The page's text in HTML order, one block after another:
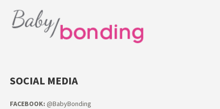
SOCIAL MEDIA
FACEBOOK: @BabyBonding